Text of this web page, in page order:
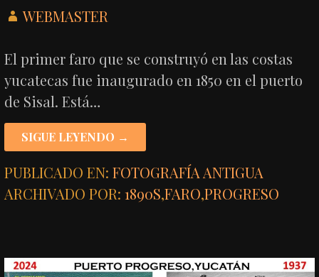
WEBMASTER
El primer faro que se construyó en las costas
yucatecas fue inaugurado en 1850 en el puerto
de Sisal. Está…
SIGUE LEYENDO →
PUBLICADO EN:FOTOGRAFÍA ANTIGUA
ARCHIVADO POR:1890S,FARO,PROGRESO